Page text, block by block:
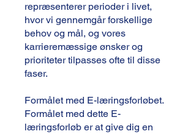
repræsenterer perioder i livet,
hvor vi gennemgår forskellige
behov og mål, og vores
karrieremæssige ønsker og
prioriteter tilpasses ofte til disse
faser.
Formålet med E-læringsforløbet.
Formålet med dette E-
læringsforløb er at give dig en